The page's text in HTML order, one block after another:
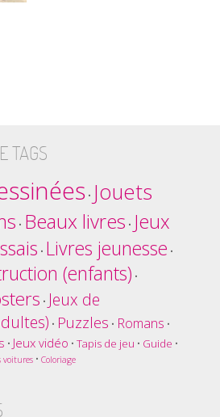
TAGS
• Jouets
• Beaux livres • Jeux
• Livres jeunesse •
(enfants) •
• Jeux de
• Puzzles • Romans •
• Jeux vidéo • Tapis de jeu • Guide •
voitures• Coloriage